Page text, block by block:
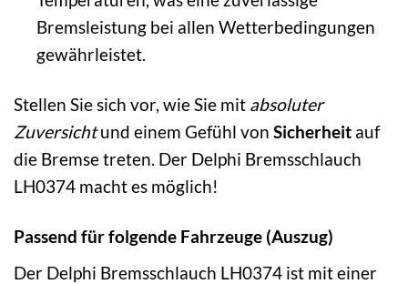
Bremsleistung bei allen Wetterbedingungen
gewährleistet.
Stellen Sie sich vor, wie Sie mit absoluter
Zuversichtund einem Gefühl von Sicherheit auf
die Bremse treten. Der Delphi Bremsschlauch
LH0374 macht es möglich!
Passend für folgende Fahrzeuge (Auszug)
Der Delphi Bremsschlauch LH0374 ist mit einer